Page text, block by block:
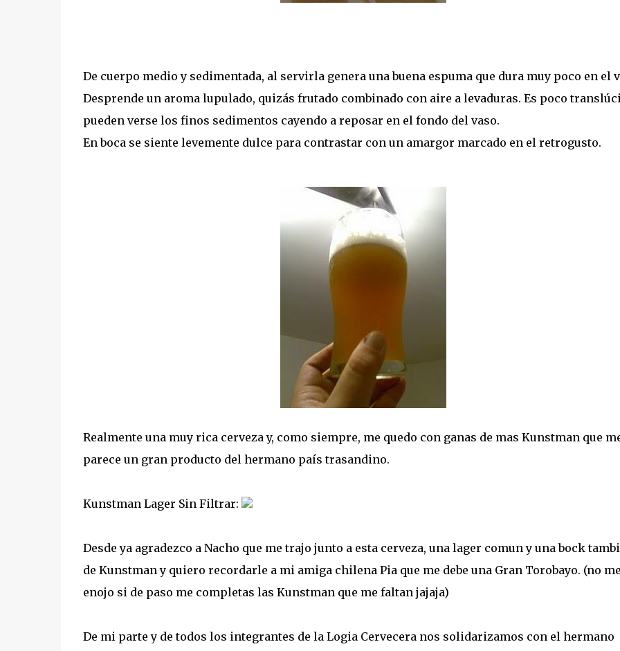
De cuerpo medio y sedimentada, al servirla genera una buena espuma que dura muy poco en el
Desprende un aroma lupulado, quizás frutado combinado con aire a levaduras. Es poco
pueden verse los finos sedimentos cayendo a reposar en el fondo del vaso.
En boca se siente levemente dulce para contrastar con un amargor marcado en el retrogusto.
Realmente una muy rica cerveza y, como siempre, me quedo con ganas de mas Kunstman que
parece un gran producto del hermano país trasandino.
Kunstman Lager Sin Filtrar:
Desde ya agradezco a Nacho que me trajo junto a esta cerveza, una lager comun y una bock
de Kunstman y quiero recordarle a mi amiga chilena Pia que me debe una Gran Torobayo. (no
enojo si de paso me completas las Kunstman que me faltan jajaja)
De mi parte y de todos los integrantes de la Logia Cervecera nos solidarizamos con el hermano